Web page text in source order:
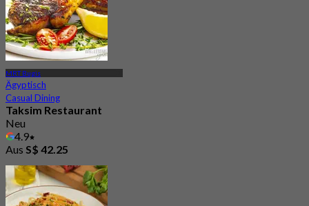
MRT Bugis
Ägyptisch
Casual Dining
Taksim Restaurant
Neu
4.9
Aus S$ 42.25